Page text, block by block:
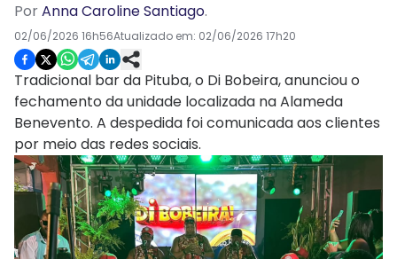
PorAnna Caroline Santiago.
02/06/2026 16h56Atualizado em: 02/06/2026 17h20
Tradicional bar da Pituba, o Di Bobeira, anunciou o
fechamento da unidade localizada na Alameda
Benevento. A despedida foi comunicada aos clientes
por meio das redes sociais.